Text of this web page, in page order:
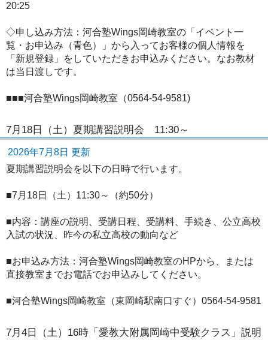
20:25
◇申し込み方法：河合塾Wings岡崎教室の「イベント一
覧・お申込み（青色）」から入ってお客様の個人情報を
「新規登録」をしていただきお申込みください。なお教材
は当日渡しです。
■■■河合塾Wings岡崎教室（0564-54-9581)
7月18日（土）夏期講習説明会 11:30～
2026年7月8日 更新
夏期講習説明会を以下の日時で行います。
■7月18日（土）11:30～（約50分）
■内容：講座の説明、受講日程、受講料、手続き、公立高校
入試の状況、昨今の私立高校の動向など
■お申込み方法：河合塾Wings岡崎教室のHPから、または
直接教室までお電話でお申込みしてください。
■河合塾Wings岡崎教室（東岡崎駅南口すぐ）0564-54-9581
7月4日（土）16時「愛教大附属岡崎中受験クラス」説明